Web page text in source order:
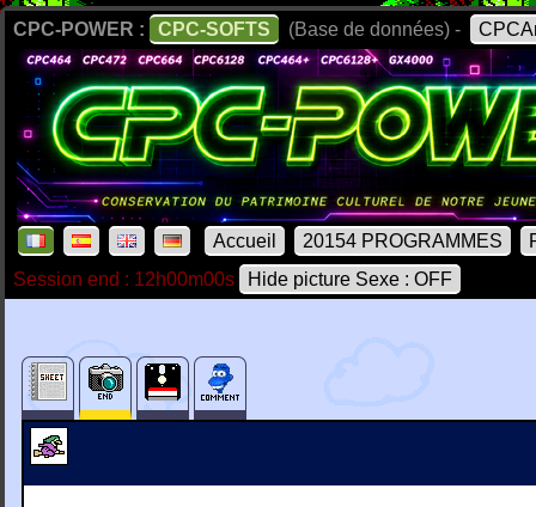
CPC-POWER : CPC-SOFTS (Base de données) -
Accueil 20154 PROGRAMMES
Session end : 12h00m00s
Hide picture Sexe : OFF